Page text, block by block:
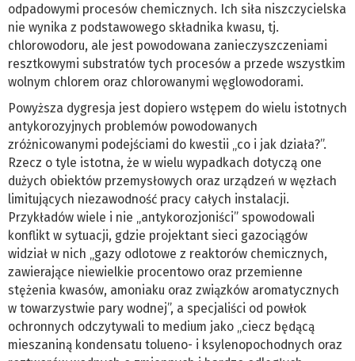
odpadowymi procesów chemicznych. Ich siła niszczycielska
nie wynika z podstawowego składnika kwasu, tj.
chlorowodoru, ale jest powodowana zanieczyszczeniami
resztkowymi substratów tych procesów a przede wszystkim
wolnym chlorem oraz chlorowanymi węglowodorami.
Powyższa dygresja jest dopiero wstępem do wielu istotnych
antykorozyjnych problemów powodowanych
zróżnicowanymi podejściami do kwestii „co i jak działa?”.
Rzecz o tyle istotna, że w wielu wypadkach dotyczą one
dużych obiektów przemysłowych oraz urządzeń w węzłach
limitujących niezawodność pracy całych instalacji.
Przykładów wiele i nie „antykorozjoniści” spowodowali
konflikt w sytuacji, gdzie projektant sieci gazociągów
widział w nich „gazy odlotowe z reaktorów chemicznych,
zawierające niewielkie procentowo oraz przemienne
stężenia kwasów, amoniaku oraz związków aromatycznych
w towarzystwie pary wodnej”, a specjaliści od powłok
ochronnych odczytywali to medium jako „ciecz będącą
mieszaniną kondensatu tolueno- i ksylenopochodnych oraz